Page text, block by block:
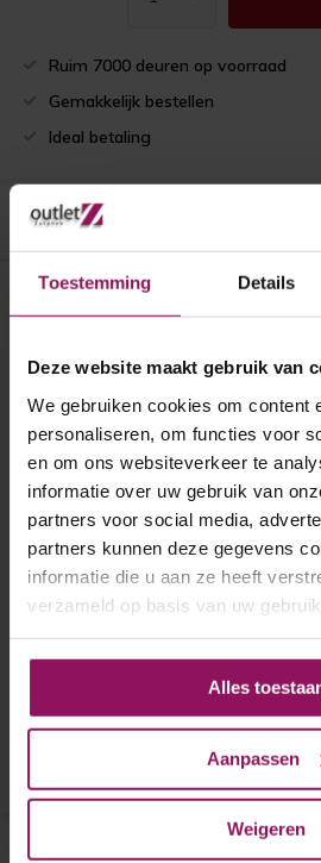
Toestemming Details
Deze website maakt gebruik van
We gebruiken cookies om content
personaliseren, om functies voor
en om ons websiteverkeer te
informatie over uw gebruik van
partners voor social media,
partners kunnen deze gegevens
informatie die u aan ze heeft
verzameld op basis van uw
Alles
Aanpassen
Weigeren
Ruim 7000 deuren op voorraad
Gemakkelijk bestellen
Ideal betaling
Productomschrijving
Recent bekeken
Skantrae binnendeur SKS
1240 Glas in lood 20
€ 789,-